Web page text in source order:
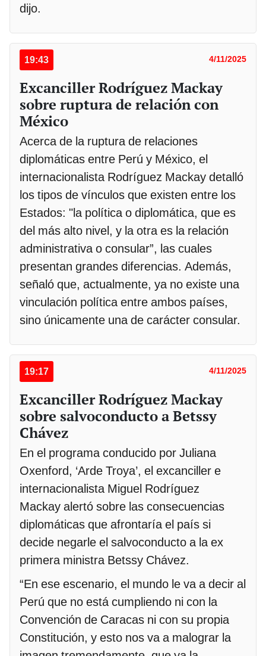
dijo.
19:43 4/11/2025
Excanciller Rodríguez Mackay
sobre ruptura de relación con
México
Acerca de la ruptura de relaciones
diplomáticas entre Perú y México, el
internacionalista Rodríguez Mackay detalló
los tipos de vínculos que existen entre los
Estados: "la política o diplomática, que es
del más alto nivel, y la otra es la relación
administrativa o consular”, las cuales
presentan grandes diferencias. Además,
señaló que, actualmente, ya no existe una
vinculación política entre ambos países,
sino únicamente una de carácter consular.
19:17 4/11/2025
Excanciller Rodríguez Mackay
sobre salvoconducto a Betssy
Chávez
En el programa conducido por Juliana
Oxenford, ‘Arde Troya’, el excanciller e
internacionalista Miguel Rodríguez
Mackay alertó sobre las consecuencias
diplomáticas que afrontaría el país si
decide negarle el salvoconducto a la ex
primera ministra Betssy Chávez.
“En ese escenario, el mundo le va a decir al
Perú que no está cumpliendo ni con la
Convención de Caracas ni con su propia
Constitución, y esto nos va a malograr la